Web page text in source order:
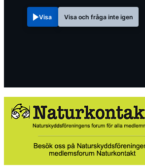
Visa Visa och fråga inte igen